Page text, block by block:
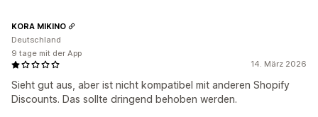
14. März 2026
Sieht gut aus, aber ist nicht kompatibel mit anderen Shopify
Discounts. Das sollte dringend behoben werden.
KORA MIKINO
Deutschland
9 tage mit der App